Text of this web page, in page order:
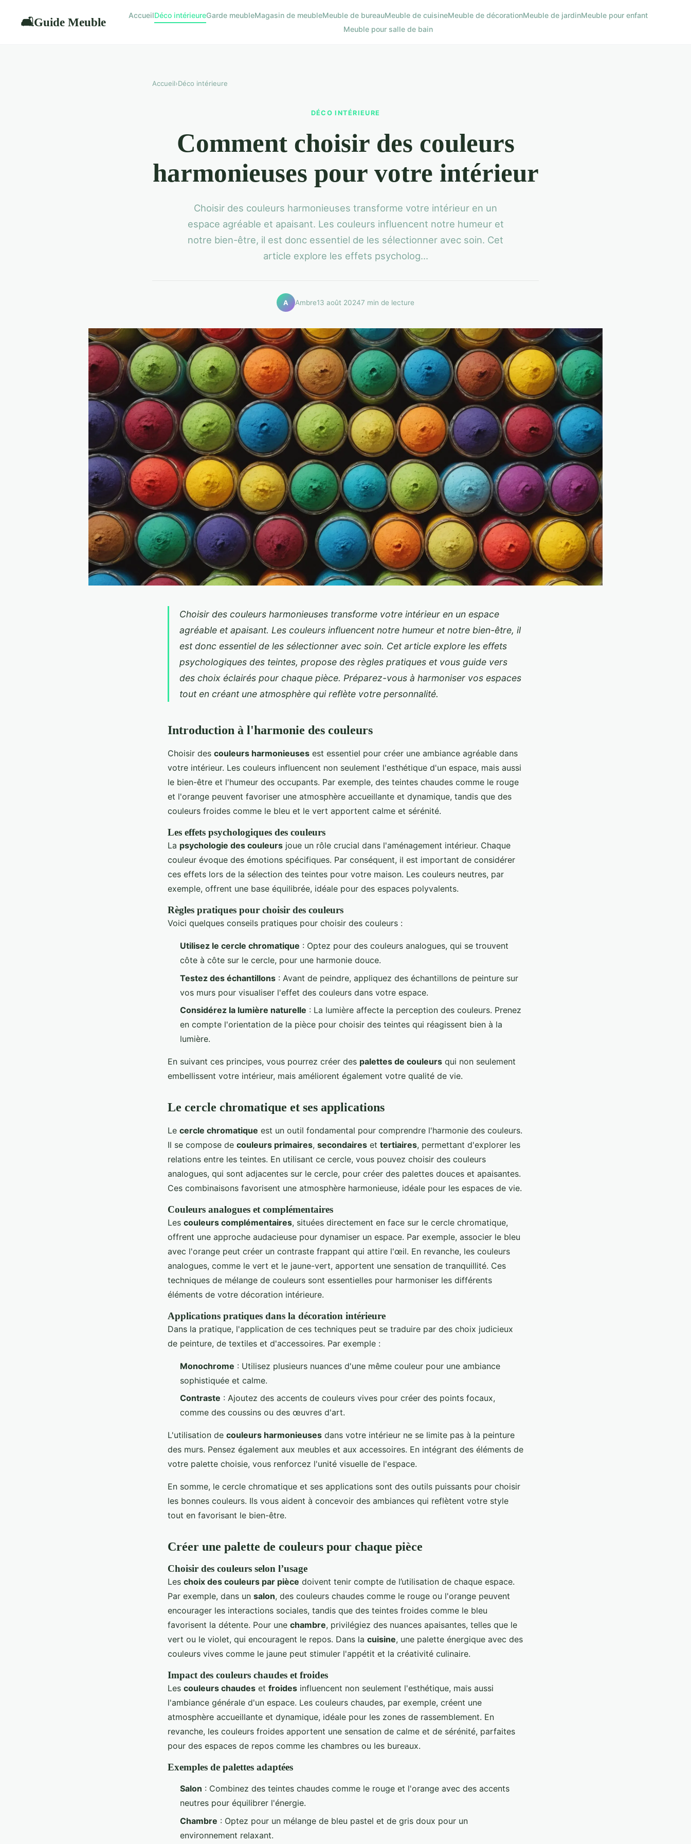
🛋Guide Meuble AccueilDéco intérieureGarde meubleMagasin de meubleMeuble de bureauMeuble de cuisineMeuble de décorationMeuble de jardinMeuble pour enfant
Meuble pour salle de bain
Accueil›Déco intérieure
DÉCO INTÉRIEURE
Comment choisir des couleurs
harmonieuses pour votre intérieur
Choisir des couleurs harmonieuses transforme votre intérieur en un
espace agréable et apaisant. Les couleurs influencent notre humeur et
notre bien-être, il est donc essentiel de les sélectionner avec soin. Cet
article explore les effets psycholog...
A Ambre13 août 20247 min de lecture
Choisir des couleurs harmonieuses transforme votre intérieur en un espace
agréable et apaisant. Les couleurs influencent notre humeur et notre bien-être, il
est donc essentiel de les sélectionner avec soin. Cet article explore les effets
psychologiques des teintes, propose des règles pratiques et vous guide vers
des choix éclairés pour chaque pièce. Préparez-vous à harmoniser vos espaces
tout en créant une atmosphère qui reflète votre personnalité.
Introduction à l'harmonie des couleurs
Choisir des couleurs harmonieuses est essentiel pour créer une ambiance agréable dans
votre intérieur. Les couleurs influencent non seulement l'esthétique d'un espace, mais aussi
le bien-être et l'humeur des occupants. Par exemple, des teintes chaudes comme le rouge
et l'orange peuvent favoriser une atmosphère accueillante et dynamique, tandis que des
couleurs froides comme le bleu et le vert apportent calme et sérénité.
Les effets psychologiques des couleurs
La psychologie des couleurs joue un rôle crucial dans l'aménagement intérieur. Chaque
couleur évoque des émotions spécifiques. Par conséquent, il est important de considérer
ces effets lors de la sélection des teintes pour votre maison. Les couleurs neutres, par
exemple, offrent une base équilibrée, idéale pour des espaces polyvalents.
Règles pratiques pour choisir des couleurs
Voici quelques conseils pratiques pour choisir des couleurs :
Utilisez le cercle chromatique : Optez pour des couleurs analogues, qui se trouvent
côte à côte sur le cercle, pour une harmonie douce.
Testez des échantillons : Avant de peindre, appliquez des échantillons de peinture sur
vos murs pour visualiser l'effet des couleurs dans votre espace.
Considérez la lumière naturelle : La lumière affecte la perception des couleurs. Prenez
en compte l'orientation de la pièce pour choisir des teintes qui réagissent bien à la
lumière.
En suivant ces principes, vous pourrez créer des palettes de couleurs qui non seulement
embellissent votre intérieur, mais améliorent également votre qualité de vie.
Le cercle chromatique et ses applications
Le cercle chromatique est un outil fondamental pour comprendre l'harmonie des couleurs.
Il se compose de couleurs primaires, secondaires et tertiaires, permettant d'explorer les
relations entre les teintes. En utilisant ce cercle, vous pouvez choisir des couleurs
analogues, qui sont adjacentes sur le cercle, pour créer des palettes douces et apaisantes.
Ces combinaisons favorisent une atmosphère harmonieuse, idéale pour les espaces de vie.
Couleurs analogues et complémentaires
Les couleurs complémentaires, situées directement en face sur le cercle chromatique,
offrent une approche audacieuse pour dynamiser un espace. Par exemple, associer le bleu
avec l'orange peut créer un contraste frappant qui attire l'œil. En revanche, les couleurs
analogues, comme le vert et le jaune-vert, apportent une sensation de tranquillité. Ces
techniques de mélange de couleurs sont essentielles pour harmoniser les différents
éléments de votre décoration intérieure.
Applications pratiques dans la décoration intérieure
Dans la pratique, l'application de ces techniques peut se traduire par des choix judicieux
de peinture, de textiles et d'accessoires. Par exemple :
Monochrome : Utilisez plusieurs nuances d'une même couleur pour une ambiance
sophistiquée et calme.
Contraste : Ajoutez des accents de couleurs vives pour créer des points focaux,
comme des coussins ou des œuvres d'art.
L'utilisation de couleurs harmonieuses dans votre intérieur ne se limite pas à la peinture
des murs. Pensez également aux meubles et aux accessoires. En intégrant des éléments de
votre palette choisie, vous renforcez l'unité visuelle de l'espace.
En somme, le cercle chromatique et ses applications sont des outils puissants pour choisir
les bonnes couleurs. Ils vous aident à concevoir des ambiances qui reflètent votre style
tout en favorisant le bien-être.
Créer une palette de couleurs pour chaque pièce
Choisir des couleurs selon l’usage
Les choix des couleurs par pièce doivent tenir compte de l’utilisation de chaque espace.
Par exemple, dans un salon, des couleurs chaudes comme le rouge ou l'orange peuvent
encourager les interactions sociales, tandis que des teintes froides comme le bleu
favorisent la détente. Pour une chambre, privilégiez des nuances apaisantes, telles que le
vert ou le violet, qui encouragent le repos. Dans la cuisine, une palette énergique avec des
couleurs vives comme le jaune peut stimuler l'appétit et la créativité culinaire.
Impact des couleurs chaudes et froides
Les couleurs chaudes et froides influencent non seulement l'esthétique, mais aussi
l'ambiance générale d'un espace. Les couleurs chaudes, par exemple, créent une
atmosphère accueillante et dynamique, idéale pour les zones de rassemblement. En
revanche, les couleurs froides apportent une sensation de calme et de sérénité, parfaites
pour des espaces de repos comme les chambres ou les bureaux.
Exemples de palettes adaptées
Salon : Combinez des teintes chaudes comme le rouge et l'orange avec des accents
neutres pour équilibrer l'énergie.
Chambre : Optez pour un mélange de bleu pastel et de gris doux pour un
environnement relaxant.